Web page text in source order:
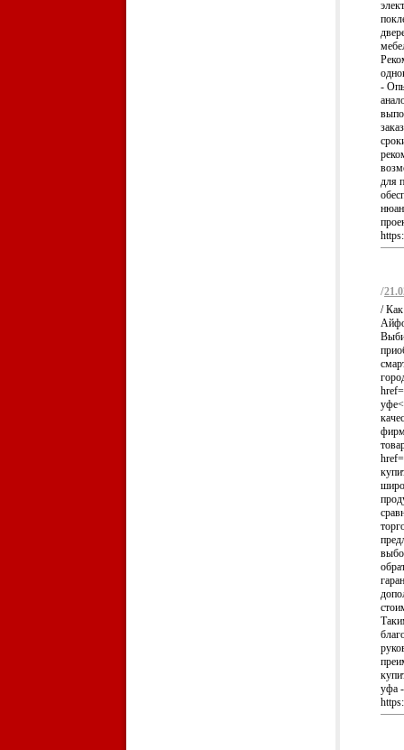
-
для
/
/
уфа